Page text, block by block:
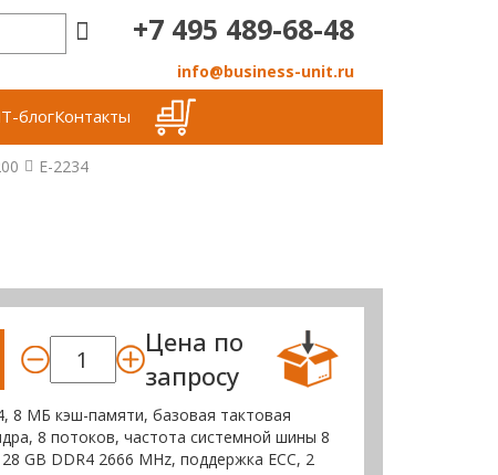
+7 495 489-68-48
info@business-unit.ru
блогКонтакты
E-2234
Цена по
запросу
8 МБ кэш-памяти, базовая тактовая
8 потоков, частота системной шины 8
GB DDR4 2666 MHz, поддержка ECC, 2